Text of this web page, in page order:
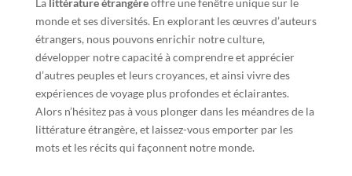
La littérature étrangèreoffre une fenêtre unique sur le
monde et ses diversités. En explorant les œuvres d’auteurs
étrangers, nous pouvons enrichir notre culture,
développer notre capacité à comprendre et apprécier
d’autres peuples et leurs croyances, et ainsi vivre des
expériences de voyage plus profondes et éclairantes.
Alors n’hésitez pas à vous plonger dans les méandres de la
littérature étrangère, et laissez-vous emporter par les
mots et les récits qui façonnent notre monde.